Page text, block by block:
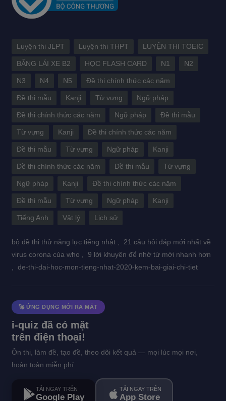
Luyện thi JLPT Luyện thi THPT LUYỆN THI TOEIC
BẰNG LÁI XE B2 HỌC FLASH CARD N1 N2
N3 N4 N5 Đề thi chính thức các năm
Đề thi mẫu Kanji Từ vựng Ngữ pháp
Đề thi chính thức các năm Ngữ pháp Đề thi mẫu
Từ vựng Kanji Đề thi chính thức các năm
Đề thi mẫu Từ vựng Ngữ pháp Kanji
Đề thi chính thức các năm Đề thi mẫu Từ vựng
Ngữ pháp Kanji Đề thi chính thức các năm
Đề thi mẫu Từ vựng Ngữ pháp Kanji
Tiếng Anh Vật lý Lịch sử
bộ đề thi thử năng lực tiếng nhật ,
21 câu hỏi đáp mới nhất về
virus corona của who ,
9 lời khuyên để nhớ từ mới nhanh hơn
de-thi-dai-hoc-mon-tieng-nhat-2020-kem-bai-giai-chi-tiet
🚀 ỨNG DỤNG MỚI RA MẮT
i-quiz đã có mặt
trên điện thoại!
Ôn thi, làm đề, tạo đề, theo dõi kết quả — mọi lúc mọi nơi,
hoàn toàn miễn phí.
TẢI NGAY TRÊN
Google Play
TẢI NGAY TRÊN
App Store